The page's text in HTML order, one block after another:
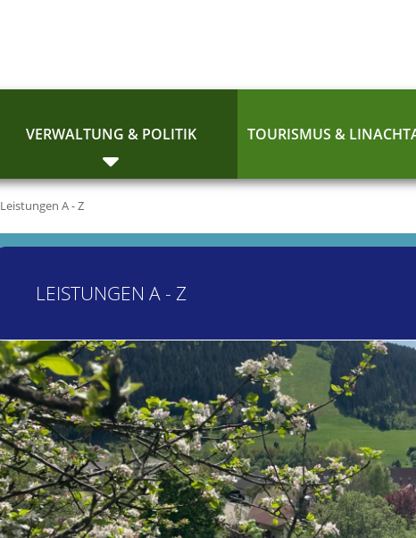
VERWALTUNG & POLITIK TOURISMUS &
Leistungen A - Z
LEISTUNGEN A - Z